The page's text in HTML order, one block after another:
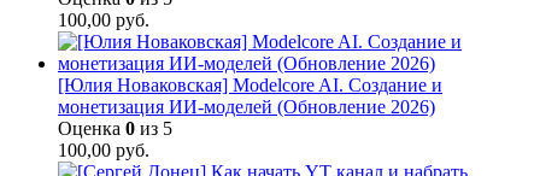
100,00 руб.
[Юлия Новаковская] Modelcore AI. Создание и
монетизация ИИ-моделей (Обновление 2026)
Оценка 0 из 5
100,00 руб.